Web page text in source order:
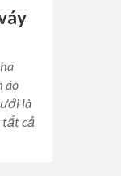
áo
là
tất cả